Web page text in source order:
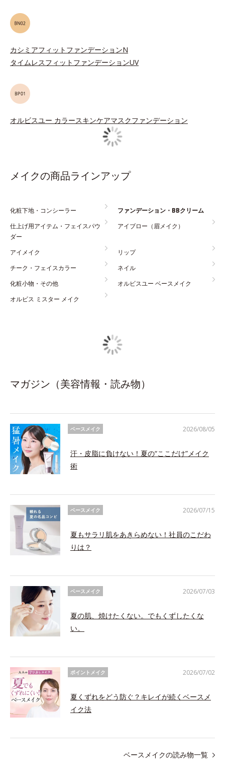
カシミアフィットファンデーションN
タイムレスフィットファンデーションUV
オルビスユー カラースキンケアマスクファンデーション
メイクの商品ラインアップ
化粧下地・コンシーラー
ファンデーション・BBクリーム
仕上げ用アイテム・フェイスパウ
ダー
アイブロー（眉メイク）
アイメイク
リップ
チーク・フェイスカラー
ネイル
化粧小物・その他
オルビスユー ベースメイク
オルビス ミスター メイク
マガジン（美容情報・読み物）
ベースメイク
汗・皮脂に負けない！夏の“ここだけ”メイク
術
2026/08/05
ベースメイク
夏もサラリ肌をあきらめない！社員のこだわ
りは？
2026/07/15
ベースメイク
夏の肌、焼けたくない。でもくずしたくな
い。
2026/07/03
ポイントメイク
夏くずれをどう防ぐ？キレイが続くベースメ
イク法
2026/07/02
ベースメイクの読み物一覧